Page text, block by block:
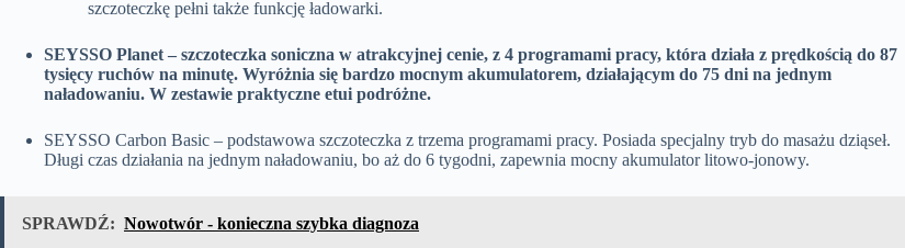
szczoteczkę pełni także funkcję ładowarki.
SEYSSO Planet – szczoteczka soniczna w atrakcyjnej cenie, z 4 programami pracy, która działa z prędkością do 87
tysięcy ruchów na minutę. Wyróżnia się bardzo mocnym akumulatorem, działającym do 75 dni na jednym
naładowaniu. W zestawie praktyczne etui podróżne.
SEYSSO Carbon Basic – podstawowa szczoteczka z trzema programami pracy. Posiada specjalny tryb do masażu dziąseł.
Długi czas działania na jednym naładowaniu, bo aż do 6 tygodni, zapewnia mocny akumulator litowo-jonowy.
SPRAWDŹ: Nowotwór - konieczna szybka diagnoza